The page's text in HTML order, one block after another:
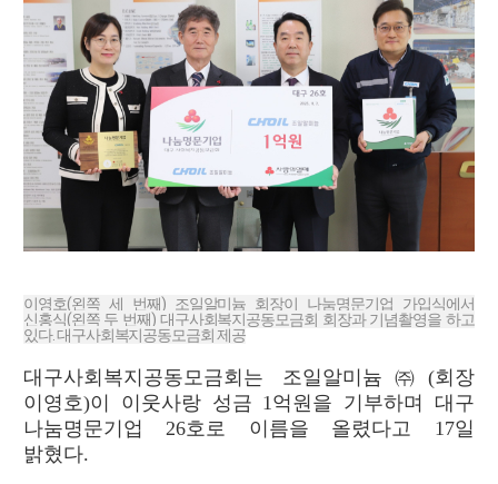
이영호(왼쪽 세 번째) 조일알미늄 회장이 나눔명문기업 가입식에서
신홍식(왼쪽 두 번째) 대구사회복지공동모금회 회장과 기념촬영을 하고
있다. 대구사회복지공동모금회 제공
대구사회복지공동모금회는 조일알미늄㈜(회장
이영호)이 이웃사랑 성금 1억원을 기부하며 대구
나눔명문기업 26호로 이름을 올렸다고 17일
밝혔다.